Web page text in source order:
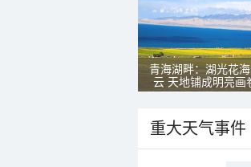
青海湖畔：湖光花
云 天地铺成明亮画
重大天气事件